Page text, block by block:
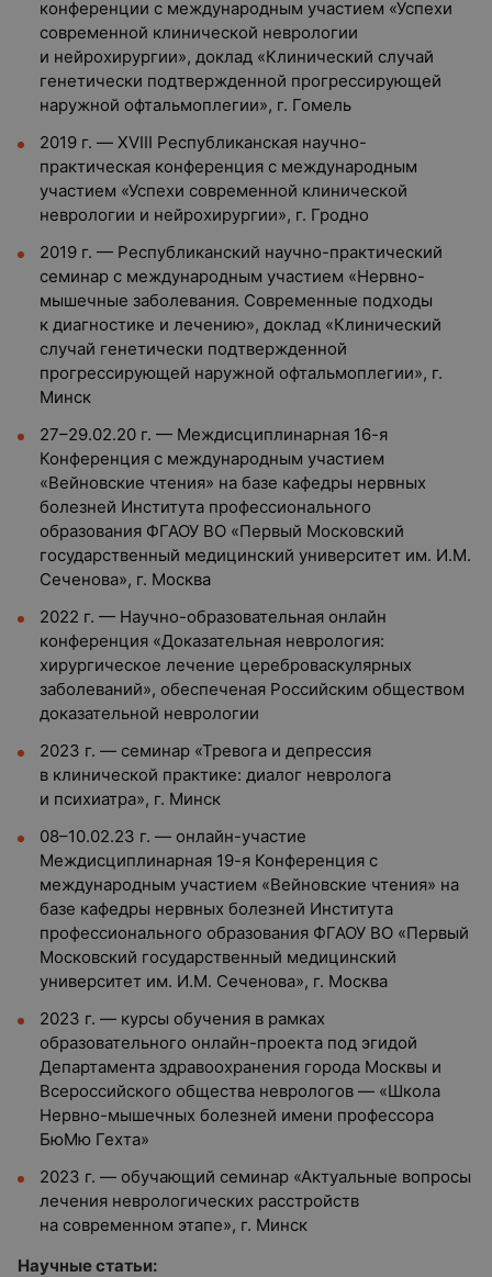
конференции с международным участием «Успехи
современной клинической неврологии
и нейрохирургии», доклад «Клинический случай
генетически подтвержденной прогрессирующей
наружной офтальмоплегии», г. Гомель
2019 г. — XVIII Республиканская научно-
практическая конференция с международным
участием «Успехи современной клинической
неврологии и нейрохирургии», г. Гродно
2019 г. — Республиканский научно-практический
семинар с международным участием «Нервно-
мышечные заболевания. Современные подходы
к диагностике и лечению», доклад «Клинический
случай генетически подтвержденной
прогрессирующей наружной офтальмоплегии», г.
Минск
27–29.02.20 г. — Междисциплинарная 16-я
Конференция с международным участием
«Вейновские чтения» на базе кафедры нервных
болезней Института профессионального
образования ФГАОУ ВО «Первый Московский
государственный медицинский университет им. И.М.
Сеченова», г. Москва
2022 г. — Научно-образовательная онлайн
конференция «Доказательная неврология:
хирургическое лечение цереброваскулярных
заболеваний», обеспеченая Российским обществом
доказательной неврологии
2023 г. — семинар «Тревога и депрессия
в клинической практике: диалог невролога
и психиатра», г. Минск
08–10.02.23 г. — онлайн-участие
Междисциплинарная 19-я Конференция с
международным участием «Вейновские чтения» на
базе кафедры нервных болезней Института
профессионального образования ФГАОУ ВО «Первый
Московский государственный медицинский
университет им. И.М. Сеченова», г. Москва
2023 г. — курсы обучения в рамках
образовательного онлайн-проекта под эгидой
Департамента здравоохранения города Москвы и
Всероссийского общества неврологов — «Школа
Нервно-мышечных болезней имени профессора
БюМю Гехта»
2023 г. — обучающий семинар «Актуальные вопросы
лечения неврологических расстройств
на современном этапе», г. Минск
Научные статьи: